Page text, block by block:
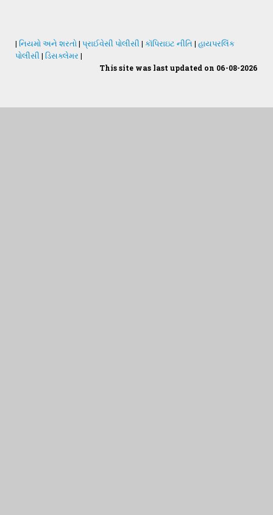
| નિયમો અને શરતો| પ્રાઈવેસી પોલીસી | કૉપિરાઇટ નીતિ | હાયપરલિંક
પોલીસી | ડિસક્લેમર |
This site was last updated on 06-08-2026